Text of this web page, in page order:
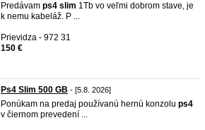
Predávam ps4 slim 1Tb vo veľmi dobrom stave, je
k nemu kabeláž. P ...
Prievidza - 972 31
150 €
Ps4 Slim 500 GB - [5.8. 2026]
Ponúkam na predaj používanú hernú konzolu ps4
v čiernom prevedení ...